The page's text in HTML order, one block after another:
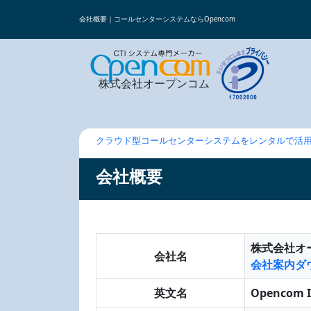
会社概要｜コールセンターシステムならOpencom
株式会社オープンコム
クラウド型コールセンターシステムをレンタルで活
会社概要
会社名
株式会社オ
会社案内ダ
英文名
Opencom